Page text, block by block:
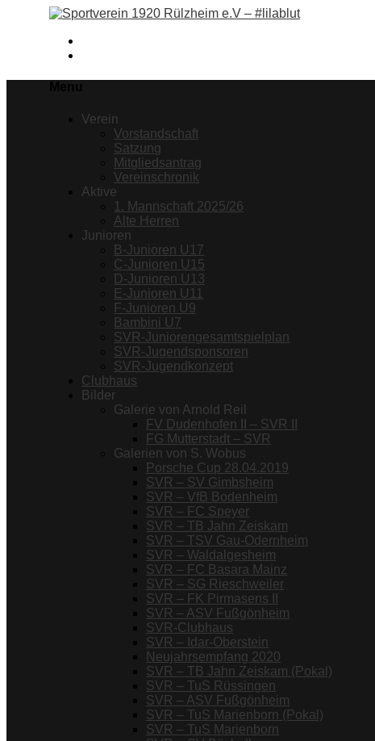
Verein
Vorstandschaft
Satzung
Mitgliedsantrag
Vereinschronik
Aktive
1. Mannschaft 2025/26
Alte Herren
Junioren
B-Junioren U17
C-Junioren U15
D-Junioren U13
E-Junioren U11
F-Junioren U9
Bambini U7
SVR-Juniorengesamtspielplan
SVR-Jugendsponsoren
SVR-Jugendkonzept
Clubhaus
Bilder
Galerie von Arnold Reil
FV Dudenhofen II – SVR II
FG Mutterstadt – SVR
Galerien von S. Wobus
Porsche Cup 28.04.2019
SVR – SV Gimbsheim
SVR – VfB Bodenheim
SVR – FC Speyer
SVR – TB Jahn Zeiskam
SVR – TSV Gau-Odernheim
SVR – Waldalgesheim
SVR – FC Basara Mainz
SVR – SG Rieschweiler
SVR – FK Pirmasens II
SVR – ASV Fußgönheim
SVR-Clubhaus
SVR – Idar-Oberstein
Neujahrsempfang 2020
SVR – TB Jahn Zeiskam (Pokal)
SVR – TuS Rüssingen
SVR – ASV Fußgönheim
SVR – TuS Marienborn (Pokal)
SVR – TuS Marienborn